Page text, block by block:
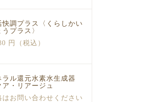
快調プラス〈くらしかい
うプラス〉
円（税込）
ラル還元水素水生成器
ア・リアージュ
はお問い合わせください